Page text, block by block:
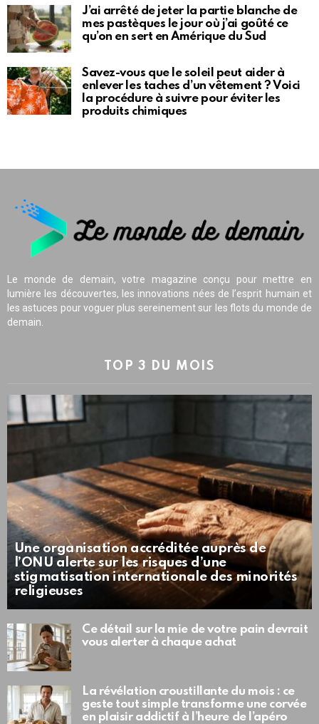
J’ai arrêté de jeter la partie blanche de
mes pastèques le jour où j’ai goûté ce
qu’on en sert en Amérique du Sud
Savez-vous que le soleil peut aider à
enlever les taches d’un vêtement ? Voici
la procédure à suivre pour éviter les
produits chimiques
Le monde de demain, votre magazine conçu pour mettre en
lumière les découvertes, les innovations nées de l’esprit humain et
les astuces pour voguer plus sereinement sur les flots du monde de
demain.
TOP 3 DU MOIS
Une organisation accréditée auprès de
l’ONU alerte sur les risques d’une
stigmatisation internationale des minorités
religieuses
Ce détail sur la mie de votre pain devrait
vous alerter à chaque achat
La révélation croustillante du mois : ce
geste tout simple transforme une corvée
en plaisir addictif à l’heure de l’apéro